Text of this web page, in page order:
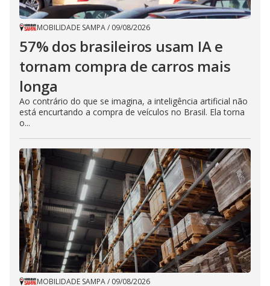
MOBILIDADE SAMPA/ 09/08/2026
57% dos brasileiros usam IA e
tornam compra de carros mais
longa
Ao contrário do que se imagina, a inteligência artificial não
está encurtando a compra de veículos no Brasil. Ela torna
o...
MOBILIDADE SAMPA/ 09/08/2026